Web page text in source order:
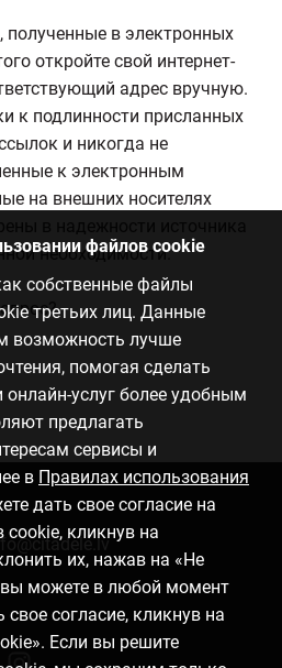
полученные в электронных
откройте свой интернет-
адрес вручную.
к подлинности присланных
и никогда не
к электронным
на внешних носителях
необходимости.
файлов cookie
собственные файлы
третьих лиц. Данные
возможность лучше
помогая сделать
онлайн-услуг более удобным
предлагать
сервисы и
в Правилах использования
дать свое согласие на
кликнув на
их, нажав на «Не
вы можете в любой момент
согласие, кликнув на
Если вы решите